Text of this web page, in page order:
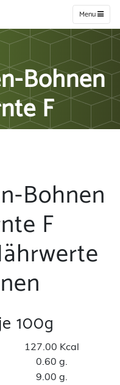
Menu
Bohnen
F
Bohnen
F
100g
127.00 Kcal
0.60 g.
9.00 g.